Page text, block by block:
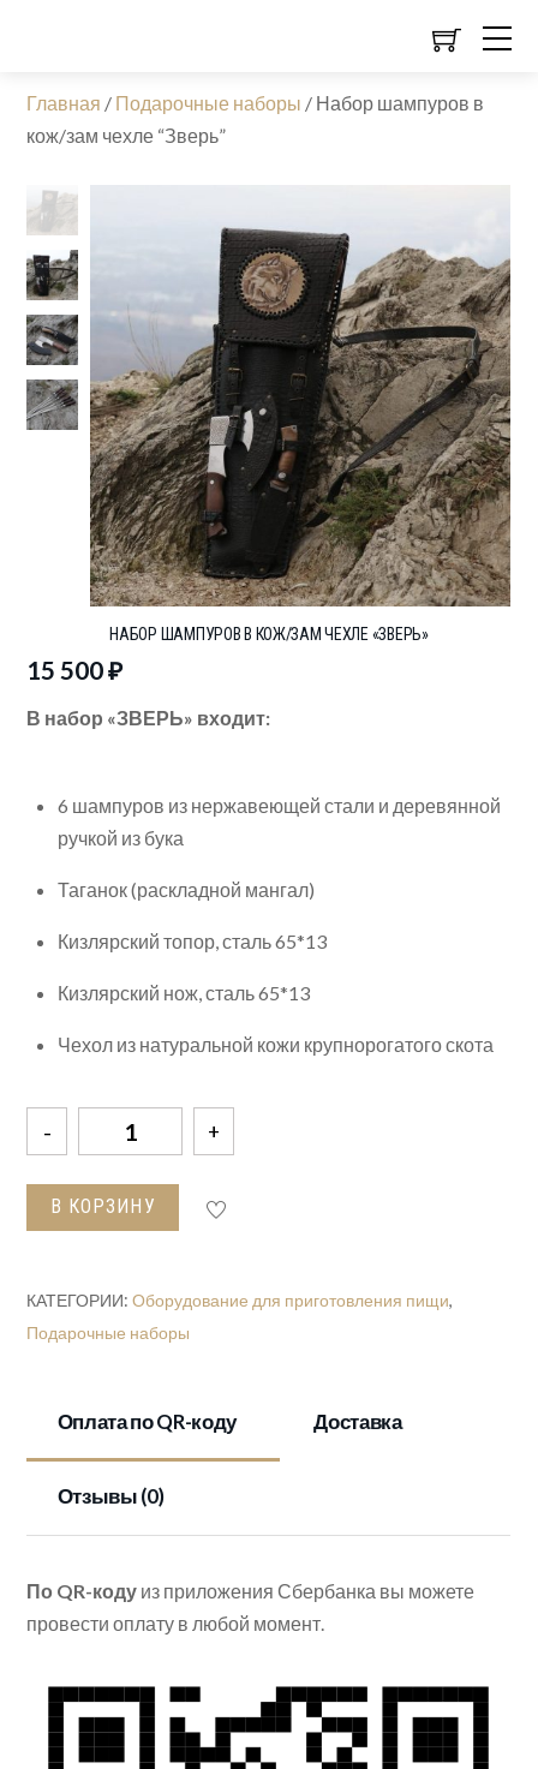
Главная / Подарочные наборы / Набор шампуров в
кож/зам чехле “Зверь”
НАБОР ШАМПУРОВ В КОЖ/ЗАМ ЧЕХЛЕ «ЗВЕРЬ»
15 500₽
В набор «ЗВЕРЬ» входит:
6 шампуров из нержавеющей стали и деревянной
ручкой из бука
Таганок (раскладной мангал)
Кизлярский топор, сталь 65*13
Кизлярский нож, сталь 65*13
Чехол из натуральной кожи крупнорогатого скота
Количество
товара
Набор
шампуров
чехле
В КОРЗИНУ
КАТЕГОРИИ:Оборудование для приготовления пищи,
Подарочные наборы
Оплата по QR-коду Доставка
Отзывы (0)
По QR-коду из приложения Сбербанка вы можете
провести оплату в любой момент.